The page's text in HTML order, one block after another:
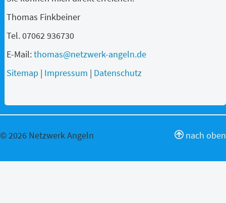
Thomas Finkbeiner
Tel. 07062 936730
E-Mail:thomas@netzwerk-angeln.de
Sitemap | Impressum | Datenschutz
nach oben
© 2026 Netzwerk Angeln